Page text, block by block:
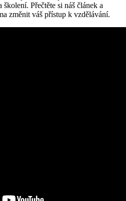
Přečtěte si náš článek a
změnit váš přístup k vzdělávání.